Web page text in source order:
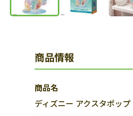
商品情報
商品名
ディズニー アクスタポッ